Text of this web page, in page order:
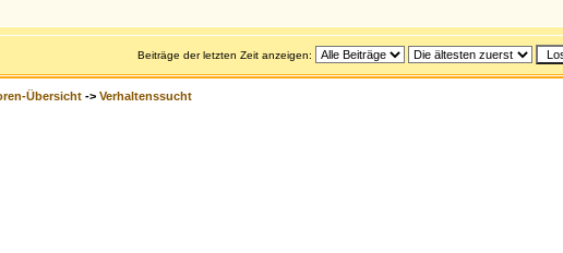
Beiträge der letzten Zeit anzeigen:
Übersicht -> Verhaltenssucht